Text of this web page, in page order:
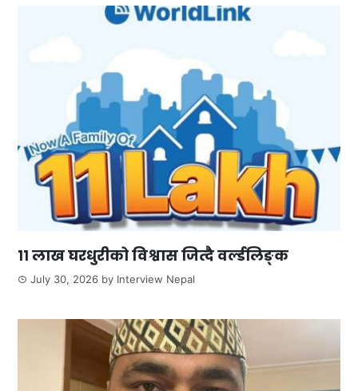
११ लाख घरधुरीको विश्वास जित्दै वर्ल्डलिङ्क
July 30, 2026 by Interview Nepal